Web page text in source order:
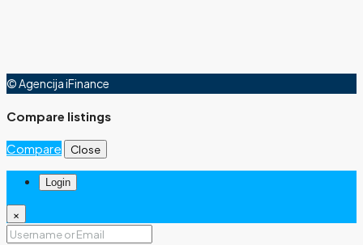
© Agencija iFinance
Compare listings
Compare Close
Login
×